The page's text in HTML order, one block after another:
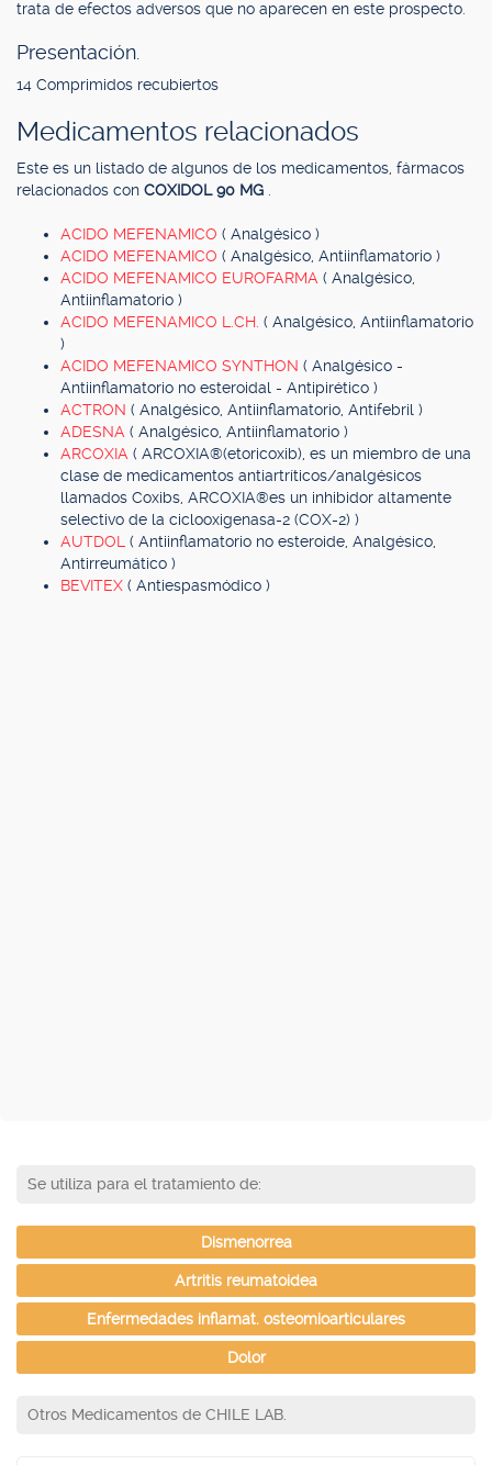
trata de efectos adversos que no aparecen en este prospecto.
Presentación.
14 Comprimidos recubiertos
Medicamentos relacionados
Este es un listado de algunos de los medicamentos, fármacos
relacionados con COXIDOL 90 MG
ACIDO MEFENAMICO ( Analgésico )
ACIDO MEFENAMICO ( Analgésico, Antiinflamatorio )
ACIDO MEFENAMICO EUROFARMA ( Analgésico,
Antiinflamatorio )
ACIDO MEFENAMICO L.CH. ( Analgésico, Antiinflamatorio
)
ACIDO MEFENAMICO SYNTHON ( Analgésico -
Antiinflamatorio no esteroidal - Antipirético )
ACTRON ( Analgésico, Antiinflamatorio, Antifebril )
ADESNA ( Analgésico, Antiinflamatorio )
ARCOXIA ( ARCOXIA®(etoricoxib), es un miembro de una
clase de medicamentos antiartríticos/analgésicos
llamados Coxibs, ARCOXIA®es un inhibidor altamente
selectivo de la ciclooxigenasa-2 (COX-2) )
AUTDOL ( Antiinflamatorio no esteroide, Analgésico,
Antirreumático )
BEVITEX ( Antiespasmódico )
Se utiliza para el tratamiento de:
Dismenorrea
Artritis reumatoidea
Enfermedades inflamat. osteomioarticulares
Dolor
Otros Medicamentos de CHILE LAB.